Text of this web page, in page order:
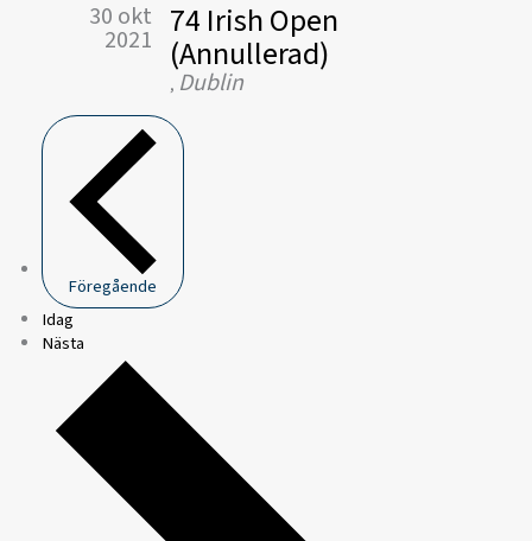
30 okt
2021 74 Irish Open
(Annullerad)
, Dublin
Föregående
Idag
Nästa